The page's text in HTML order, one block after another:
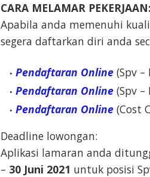
CARA MELAMAR PEKERJAAN:
Apabila anda memenuhi
segera daftarkan diri anda
Pendaftaran Online (Spv
Pendaftaran Online (Spv
Pendaftaran Online (Cost
Deadline lowongan:
Aplikasi lamaran anda
– 30 Juni 2021 untuk posisi